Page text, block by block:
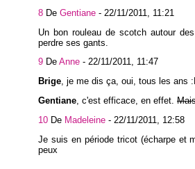
8 De Gentiane - 22/11/2011, 11:21
Un bon rouleau de scotch autour
perdre ses gants.
9 De Anne - 22/11/2011, 11:47
Brige, je me dis ça, oui, tous les ans
Gentiane, c'est efficace, en effet.
10 De Madeleine - 22/11/2011, 12:58
Je suis en période tricot (écharpe et